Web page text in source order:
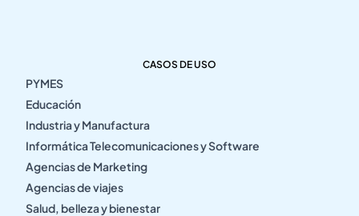
CASOS DE USO
PYMES
Educación
Industria y Manufactura
Informática Telecomunicaciones y Software
Agencias de Marketing
Agencias de viajes
Salud, belleza y bienestar